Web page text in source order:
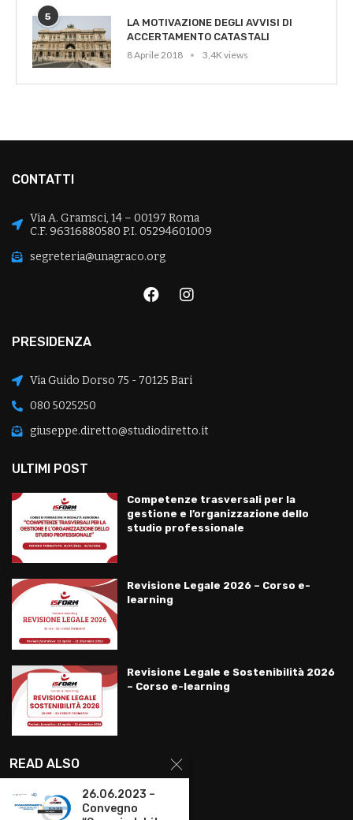
5
LA MOTIVAZIONE DEGLI AVVISI DI
ACCERTAMENTO CATASTALI
8 Aprile 2018
3,4K views
CONTATTI
Via A. Gramsci, 14 – 00197 Roma
C.F. 96316880580 P.I. 05294601009
segreteria@unagraco.org
PRESIDENZA
Via Guido Dorso 75 - 70125 Bari
080 5025250
giuseppe.diretto@studiodiretto.it
ULTIMI POST
Competenze trasversali per la
gestione e l’organizzazione dello
studio professionale
Revisione Legale 2026 – Corso e-
learning
Revisione Legale e Sostenibilità 2026
– Corso e-learning
LINKS
Privacy Policy
READ ALSO
26.06.2023 –
Convegno